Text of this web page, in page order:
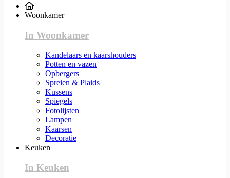
Woonkamer
In Woonkamer
Kandelaars en kaarshouders
Potten en vazen
Opbergers
Spreien & Plaids
Kussens
Spiegels
Fotolijsten
Lampen
Kaarsen
Decoratie
Keuken
In Keuken